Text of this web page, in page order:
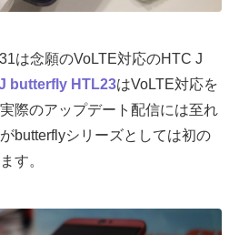
は念願のVoLTE対応のHTC J
butterfly HTL23はVoLTE対応を
際のアップデート配信には至れ
butterflyシリーズとしては初の
す。